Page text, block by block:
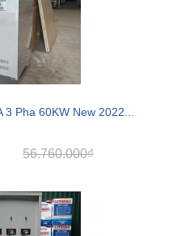
Pha 60KW New 2022...
56.760.000₫